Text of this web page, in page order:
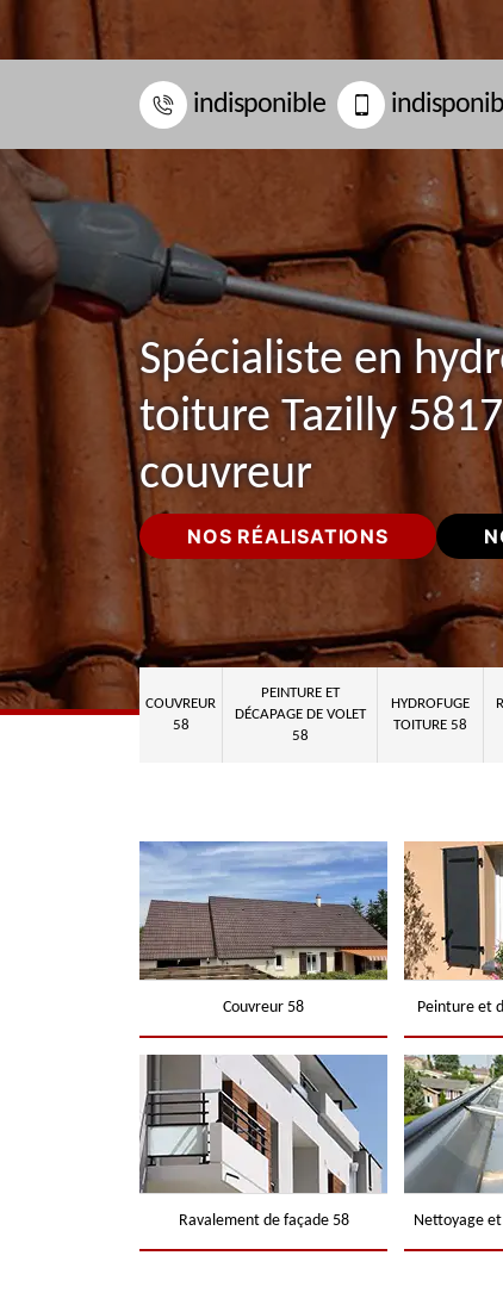
indisponible
Spécialiste en
toiture Tazilly
couvreur
NOS RÉALISATIONS
COUVREUR
58
PEINTURE ET
DÉCAPAGE DE VOLET
58
HYDROFUGE
TOITURE 58
Couvreur 58 Peinture et
Ravalement de façade 58 Nettoyage